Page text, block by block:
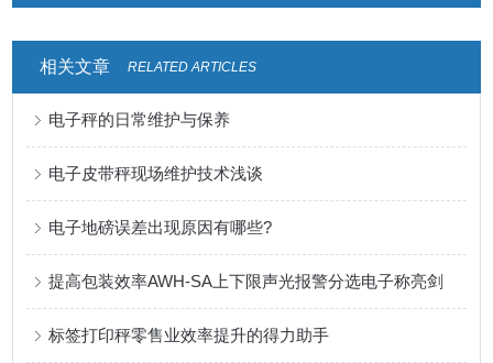
相关文章 RELATED ARTICLES
电子秤的日常维护与保养
电子皮带秤现场维护技术浅谈
电子地磅误差出现原因有哪些?
提高包装效率AWH-SA上下限声光报警分选电子称亮剑
标签打印秤零售业效率提升的得力助手